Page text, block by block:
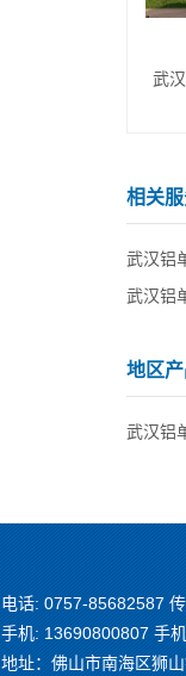
武
相关
武汉铝
武汉铝
地区
武汉铝
电话: 0757-85682587
手机: 13690800807 手
地址：佛山市南海区狮